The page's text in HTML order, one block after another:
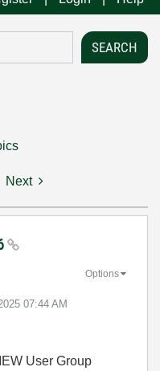
Next
07:44 AM
Options
User Group